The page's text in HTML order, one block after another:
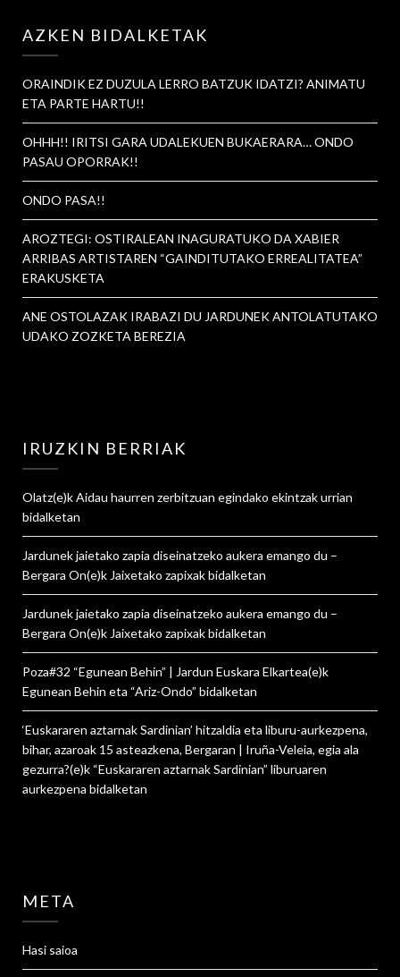
AZKEN BIDALKETAK
ORAINDIK EZ DUZULA LERRO BATZUK IDATZI? ANIMATU
ETA PARTE HARTU!!
OHHH!! IRITSI GARA UDALEKUEN BUKAERARA… ONDO
PASAU OPORRAK!!
ONDO PASA!!
AROZTEGI: OSTIRALEAN INAGURATUKO DA XABIER
ARRIBAS ARTISTAREN “GAINDITUTAKO ERREALITATEA”
ERAKUSKETA
ANE OSTOLAZAK IRABAZI DU JARDUNEK ANTOLATUTAKO
UDAKO ZOZKETA BEREZIA
IRUZKIN BERRIAK
Olatz(e)kAidau haurren zerbitzuan egindako ekintzak urrian
bidalketan
Jardunek jaietako zapia diseinatzeko aukera emango du –
Bergara On(e)k Jaixetako zapixakbidalketan
Jardunek jaietako zapia diseinatzeko aukera emango du –
Bergara On(e)k Jaixetako zapixakbidalketan
Poza#32 “Egunean Behin” | Jardun Euskara Elkartea(e)k
Egunean Behin eta “Ariz-Ondo” bidalketan
‘Euskararen aztarnak Sardinian’ hitzaldia eta liburu-aurkezpena,
bihar, azaroak 15 asteazkena, Bergaran | Iruña-Veleia, egia ala
gezurra?(e)k “Euskararen aztarnak Sardinian” liburuaren
aurkezpena bidalketan
META
Hasi saioa